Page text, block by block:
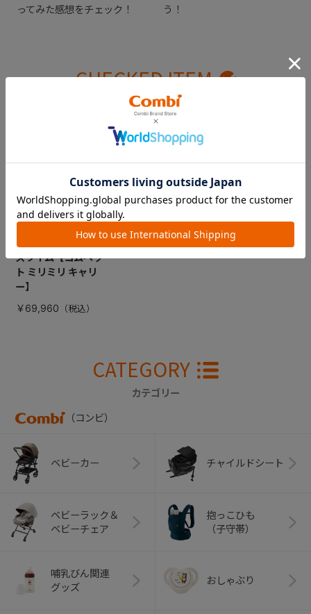
ってみた感想をチェック！ う！
CHECKED ITEM
最近見た商品
PETs ペットカート
スライム【コムペッ
ト ミリミリ キャリ
ー】
￥69,960
CATEGORY
カテゴリー
（コンビ）
ベビーカー チャイルドシート
ベビーラック＆
ベビーチェア
抱っこひも
（子守帯）
哺乳びん関連
グッズ
おしゃぶり